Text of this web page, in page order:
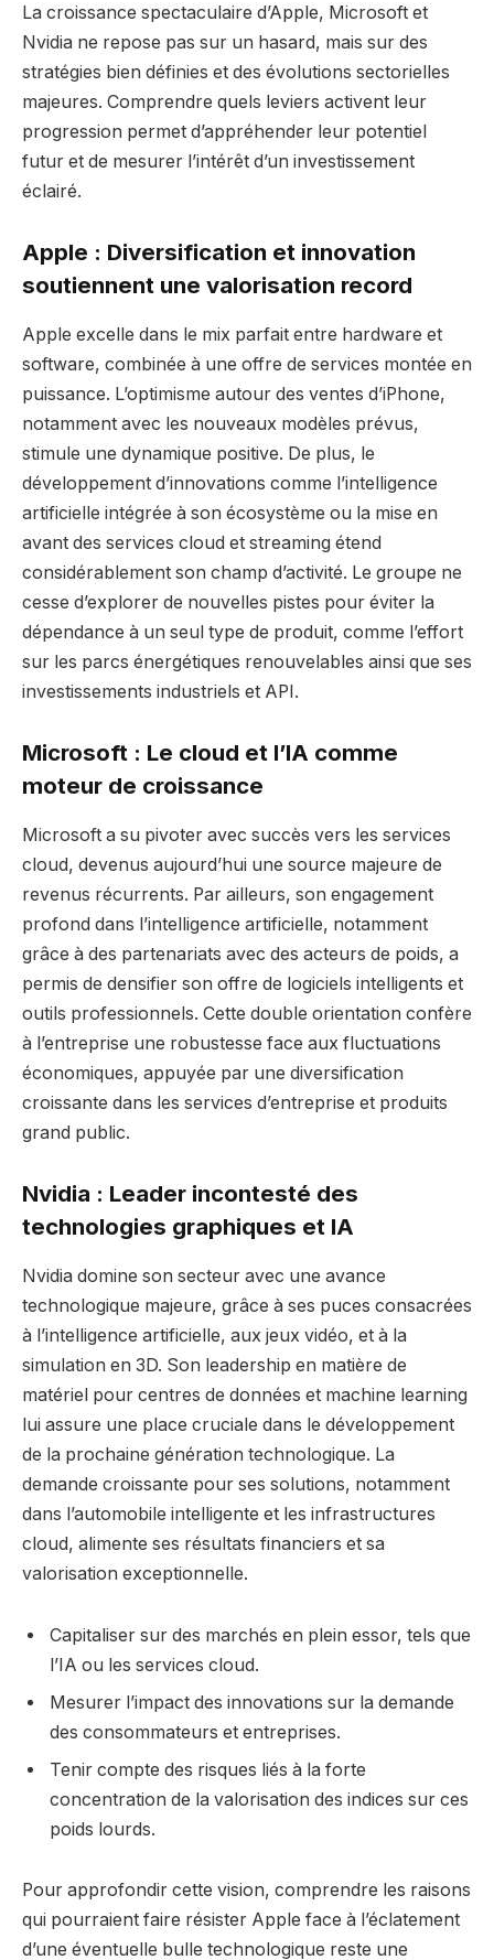
La croissance spectaculaire d’Apple, Microsoft et
Nvidia ne repose pas sur un hasard, mais sur des
stratégies bien définies et des évolutions sectorielles
majeures. Comprendre quels leviers activent leur
progression permet d’appréhender leur potentiel
futur et de mesurer l’intérêt d’un investissement
éclairé.
Apple : Diversification et innovation
soutiennent une valorisation record
Apple excelle dans le mix parfait entre hardware et
software, combinée à une offre de services montée en
puissance. L’optimisme autour des ventes d’iPhone,
notamment avec les nouveaux modèles prévus,
stimule une dynamique positive. De plus, le
développement d’innovations comme l’intelligence
artificielle intégrée à son écosystème ou la mise en
avant des services cloud et streaming étend
considérablement son champ d’activité. Le groupe ne
cesse d’explorer de nouvelles pistes pour éviter la
dépendance à un seul type de produit, comme l’effort
sur les parcs énergétiques renouvelables ainsi que ses
investissements industriels et API.
Microsoft : Le cloud et l’IA comme
moteur de croissance
Microsoft a su pivoter avec succès vers les services
cloud, devenus aujourd’hui une source majeure de
revenus récurrents. Par ailleurs, son engagement
profond dans l’intelligence artificielle, notamment
grâce à des partenariats avec des acteurs de poids, a
permis de densifier son offre de logiciels intelligents et
outils professionnels. Cette double orientation confère
à l’entreprise une robustesse face aux fluctuations
économiques, appuyée par une diversification
croissante dans les services d’entreprise et produits
grand public.
Nvidia : Leader incontesté des
technologies graphiques et IA
Nvidia domine son secteur avec une avance
technologique majeure, grâce à ses puces consacrées
à l’intelligence artificielle, aux jeux vidéo, et à la
simulation en 3D. Son leadership en matière de
matériel pour centres de données et machine learning
lui assure une place cruciale dans le développement
de la prochaine génération technologique. La
demande croissante pour ses solutions, notamment
dans l’automobile intelligente et les infrastructures
cloud, alimente ses résultats financiers et sa
valorisation exceptionnelle.
Capitaliser sur des marchés en plein essor, tels que
l’IA ou les services cloud.
Mesurer l’impact des innovations sur la demande
des consommateurs et entreprises.
Tenir compte des risques liés à la forte
concentration de la valorisation des indices sur ces
poids lourds.
Pour approfondir cette vision, comprendre les raisons
qui pourraient faire résister Apple face à l’éclatement
d’une éventuelle bulle technologique reste une